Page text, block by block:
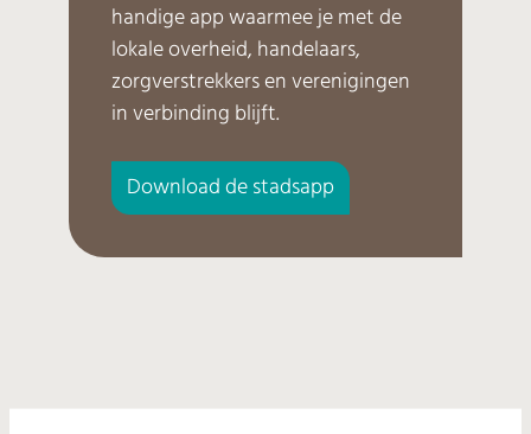
handige app waarmee je met de
lokale overheid, handelaars,
zorgverstrekkers en verenigingen
in verbinding blijft.
Download de stadsapp